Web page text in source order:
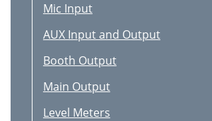
Mic Input
AUX Input and Output
Booth Output
Main Output
Level Meters